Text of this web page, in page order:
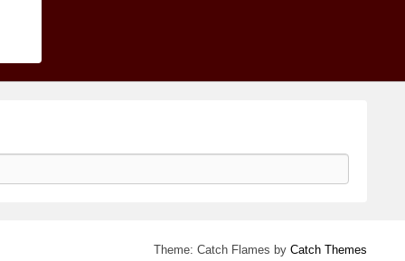
Theme: Catch Flames by Catch Themes